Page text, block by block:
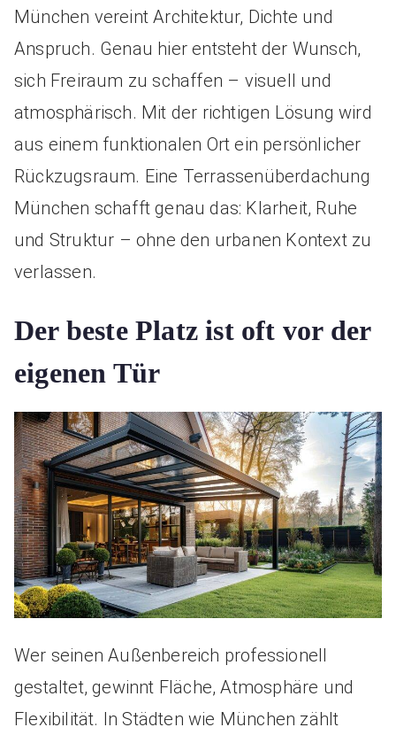
München vereint Architektur, Dichte und
Anspruch. Genau hier entsteht der Wunsch,
sich Freiraum zu schaffen – visuell und
atmosphärisch. Mit der richtigen Lösung wird
aus einem funktionalen Ort ein persönlicher
Rückzugsraum. Eine Terrassenüberdachung
München schafft genau das: Klarheit, Ruhe
und Struktur – ohne den urbanen Kontext zu
verlassen.
Der beste Platz ist oft vor der
eigenen Tür
Wer seinen Außenbereich professionell
gestaltet, gewinnt Fläche, Atmosphäre und
Flexibilität. In Städten wie München zählt